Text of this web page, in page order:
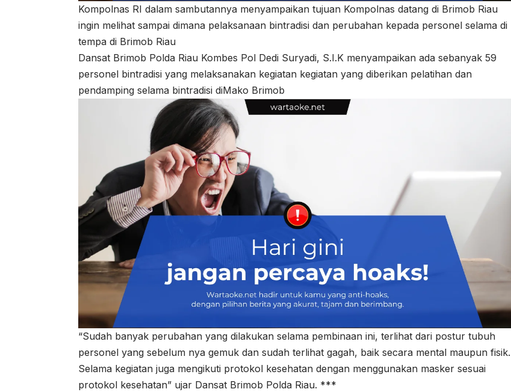
Kompolnas RI dalam sambutannya menyampaikan tujuan Kompolnas datang di Brimob Riau
ingin melihat sampai dimana pelaksanaan bintradisi dan perubahan kepada personel selama di
tempa di Brimob Riau
Dansat Brimob Polda Riau Kombes Pol Dedi Suryadi, S.I.K menyampaikan ada sebanyak 59
personel bintradisi yang melaksanakan kegiatan kegiatan yang diberikan pelatihan dan
pendamping selama bintradisi diMako Brimob
“Sudah banyak perubahan yang dilakukan selama pembinaan ini, terlihat dari postur tubuh
personel yang sebelum nya gemuk dan sudah terlihat gagah, baik secara mental maupun fisik.
Selama kegiatan juga mengikuti protokol kesehatan dengan menggunakan masker sesuai
protokol kesehatan” ujar Dansat Brimob Polda Riau. ***